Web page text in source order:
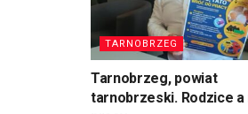
TARNOBRZEG
Tarnobrzeg, powiat
tarnobrzeski. Rodzice a